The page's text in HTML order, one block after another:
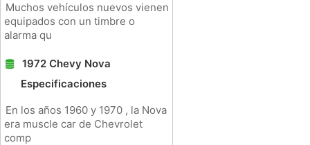
Muchos vehículos nuevos vienen
equipados con un timbre o
alarma qu
1972 Chevy Nova
Especificaciones
En los años 1960 y 1970 , la Nova
era muscle car de Chevrolet
comp